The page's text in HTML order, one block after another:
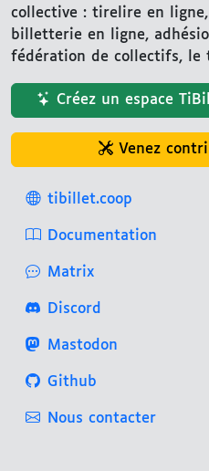
collective : tirelire en
billetterie en ligne,
fédération de collectifs, le
Créez un espace
Venez
tibillet.coop
Documentation
Matrix
Discord
Mastodon
Github
Nous contacter